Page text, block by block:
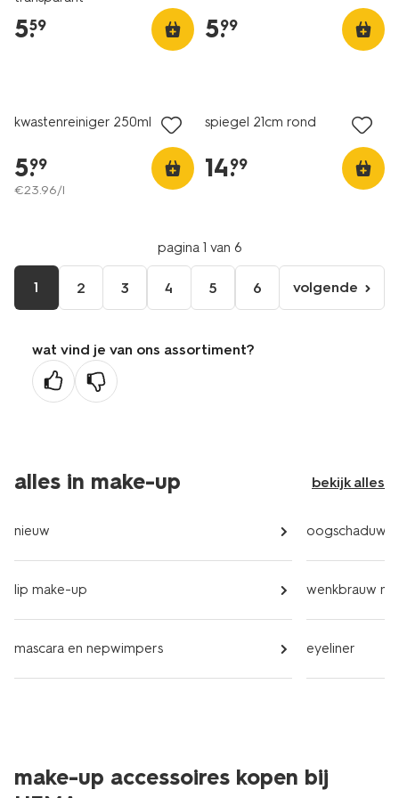
5.
59 5.
99
kwastenreiniger 250ml
5.
99
€23.96/l
spiegel 21cm rond
14.
99
pagina 1 van 6
1 2 3 4 5 6
volgende
pagina
volgende
wat vind je van ons assortiment?
alles in make-up bekijk alles
nieuw
lip make-up
mascara en nepwimpers
oogschaduw
wenkbrauw
eyeliner
make-up accessoires kopen bij